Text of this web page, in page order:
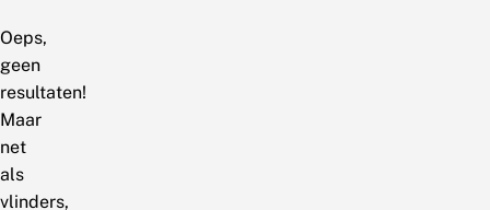
Oeps,
geen
resultaten!
Maar
net
als
vlinders,